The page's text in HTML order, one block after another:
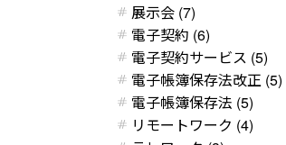
展示会 (7)
電子契約 (6)
電子契約サービス (5)
電子帳簿保存法改正 (5)
電子帳簿保存法 (5)
リモートワーク (4)